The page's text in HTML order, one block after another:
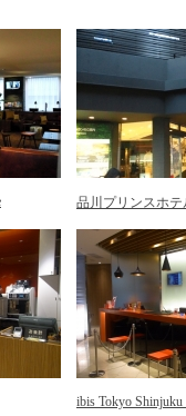
品川プリンスホ
ibis Tokyo